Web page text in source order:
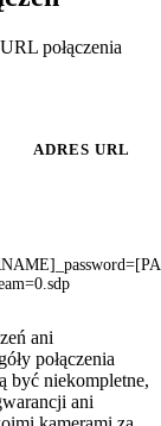
połączenia
ADRES URL
ani
połączenia
być niekompletne,
ani